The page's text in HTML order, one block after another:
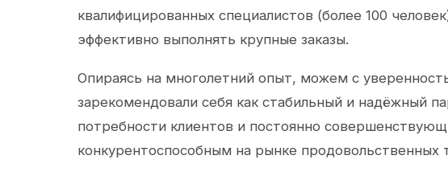
квалифицированных специалистов (более 100
эффективно выполнять крупные заказы.
Опираясь на многолетний опыт, можем с
зарекомендовали себя как стабильный и надёжный
потребности клиентов и постоянно
конкурентоспособным на рынке продовольственных